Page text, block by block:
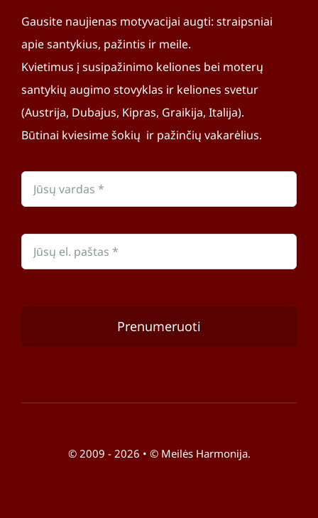
Gausite naujienas motyvacijai augti: straipsniai
apie santykius, pažintis ir meile.
Kvietimus į susipažinimo keliones bei moterų
santykių augimo stovyklas ir keliones svetur
(Austrija, Dubajus, Kipras, Graikija, Italija).
Būtinai kviesime šokių ir pažinčių vakarėlius.
Prenumeruoti
© 2009 - 2026 • © Meilės Harmonija.